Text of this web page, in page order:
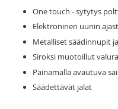
One touch - sytytys
Elektroninen uunin
Metalliset säädinnupit
Siroksi muotoillut
Painamalla avautuva
Säädettävät jalat